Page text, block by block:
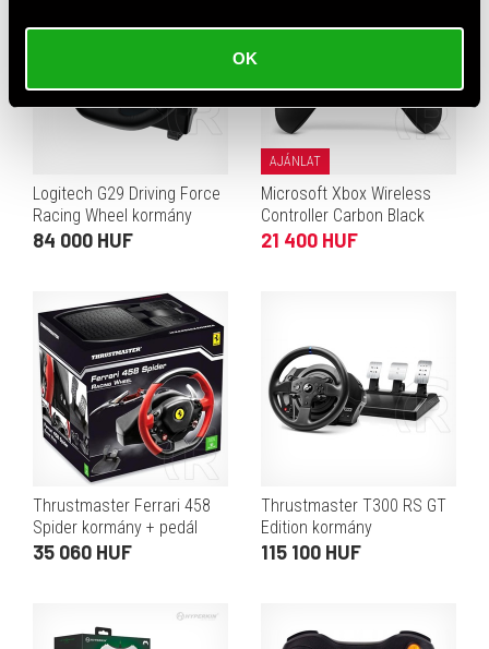
OK
Logitech G29 Driving Force
Racing Wheel kormány
(PC/PS3/PS4/PS5)
84 000 HUF
AJÁNLAT
Microsoft Xbox Wireless
Controller Carbon Black
21 400 HUF
Thrustmaster Ferrari 458
Spider kormány + pedál
(XO)
35 060 HUF
Thrustmaster T300 RS GT
Edition kormány
(PC/PS3/PS4)
115 100 HUF